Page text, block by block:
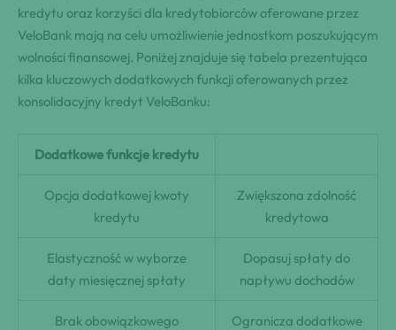
kredytu oraz korzyści dla kredytobiorców oferowane przez
VeloBank mają na celu umożliwienie jednostkom poszukującym
wolności finansowej. Poniżej znajduje się tabela prezentująca
kilka kluczowych dodatkowych funkcji oferowanych przez
konsolidacyjny kredyt VeloBanku:
Dodatkowe funkcje kredytu
Opcja dodatkowej kwoty
kredytu
Zwiększona zdolność
kredytowa
Elastyczność w wyborze
daty miesięcznej spłaty
Dopasuj spłaty do
napływu dochodów
Brak obowiązkowego
Ogranicza dodatkowe